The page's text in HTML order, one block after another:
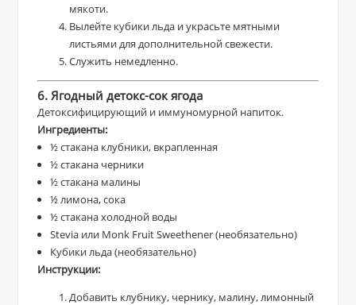
мякоти.
Вылейте кубики льда и украсьте мятными
листьями для дополнительной свежести.
Служить немедленно.
6. Ягодный детокс-сок ягода
Детоксифицирующий и иммуномурной напиток.
Ингредиенты:
½ стакана клубники, вкрапленная
½ стакана черники
½ стакана малины
½ лимона, сока
½ стакана холодной воды
Stevia или Monk Fruit Sweethener (необязательно)
Кубики льда (необязательно)
Инструкции:
Добавить клубнику, чернику, малину, лимонный